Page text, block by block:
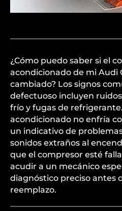
¿Cómo puedo saber si el
acondicionado de mi Audi
cambiado? Los signos
defectuoso incluyen
frío y fugas de
acondicionado no enfría
un indicativo de
sonidos extraños al
que el compresor esté
acudir a un mecánico
diagnóstico preciso antes
reemplazo.